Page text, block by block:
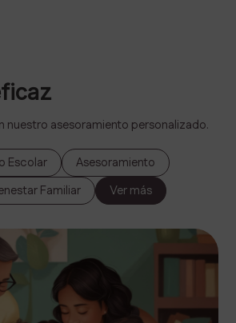
nuestro asesoramiento personalizado.
Escolar
Asesoramiento
Familiar Ver más